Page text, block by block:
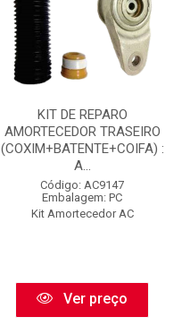
KIT DE REPARO
AMORTECEDOR TRASEIRO
(COXIM+BATENTE+COIFA) :
A...
Código: AC9147
Embalagem: PC
Kit Amortecedor AC
Ver preço